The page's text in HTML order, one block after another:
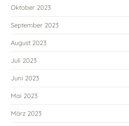
Oktober 2023
September 2023
August 2023
Juli 2023
Juni 2023
Mai 2023
März 2023